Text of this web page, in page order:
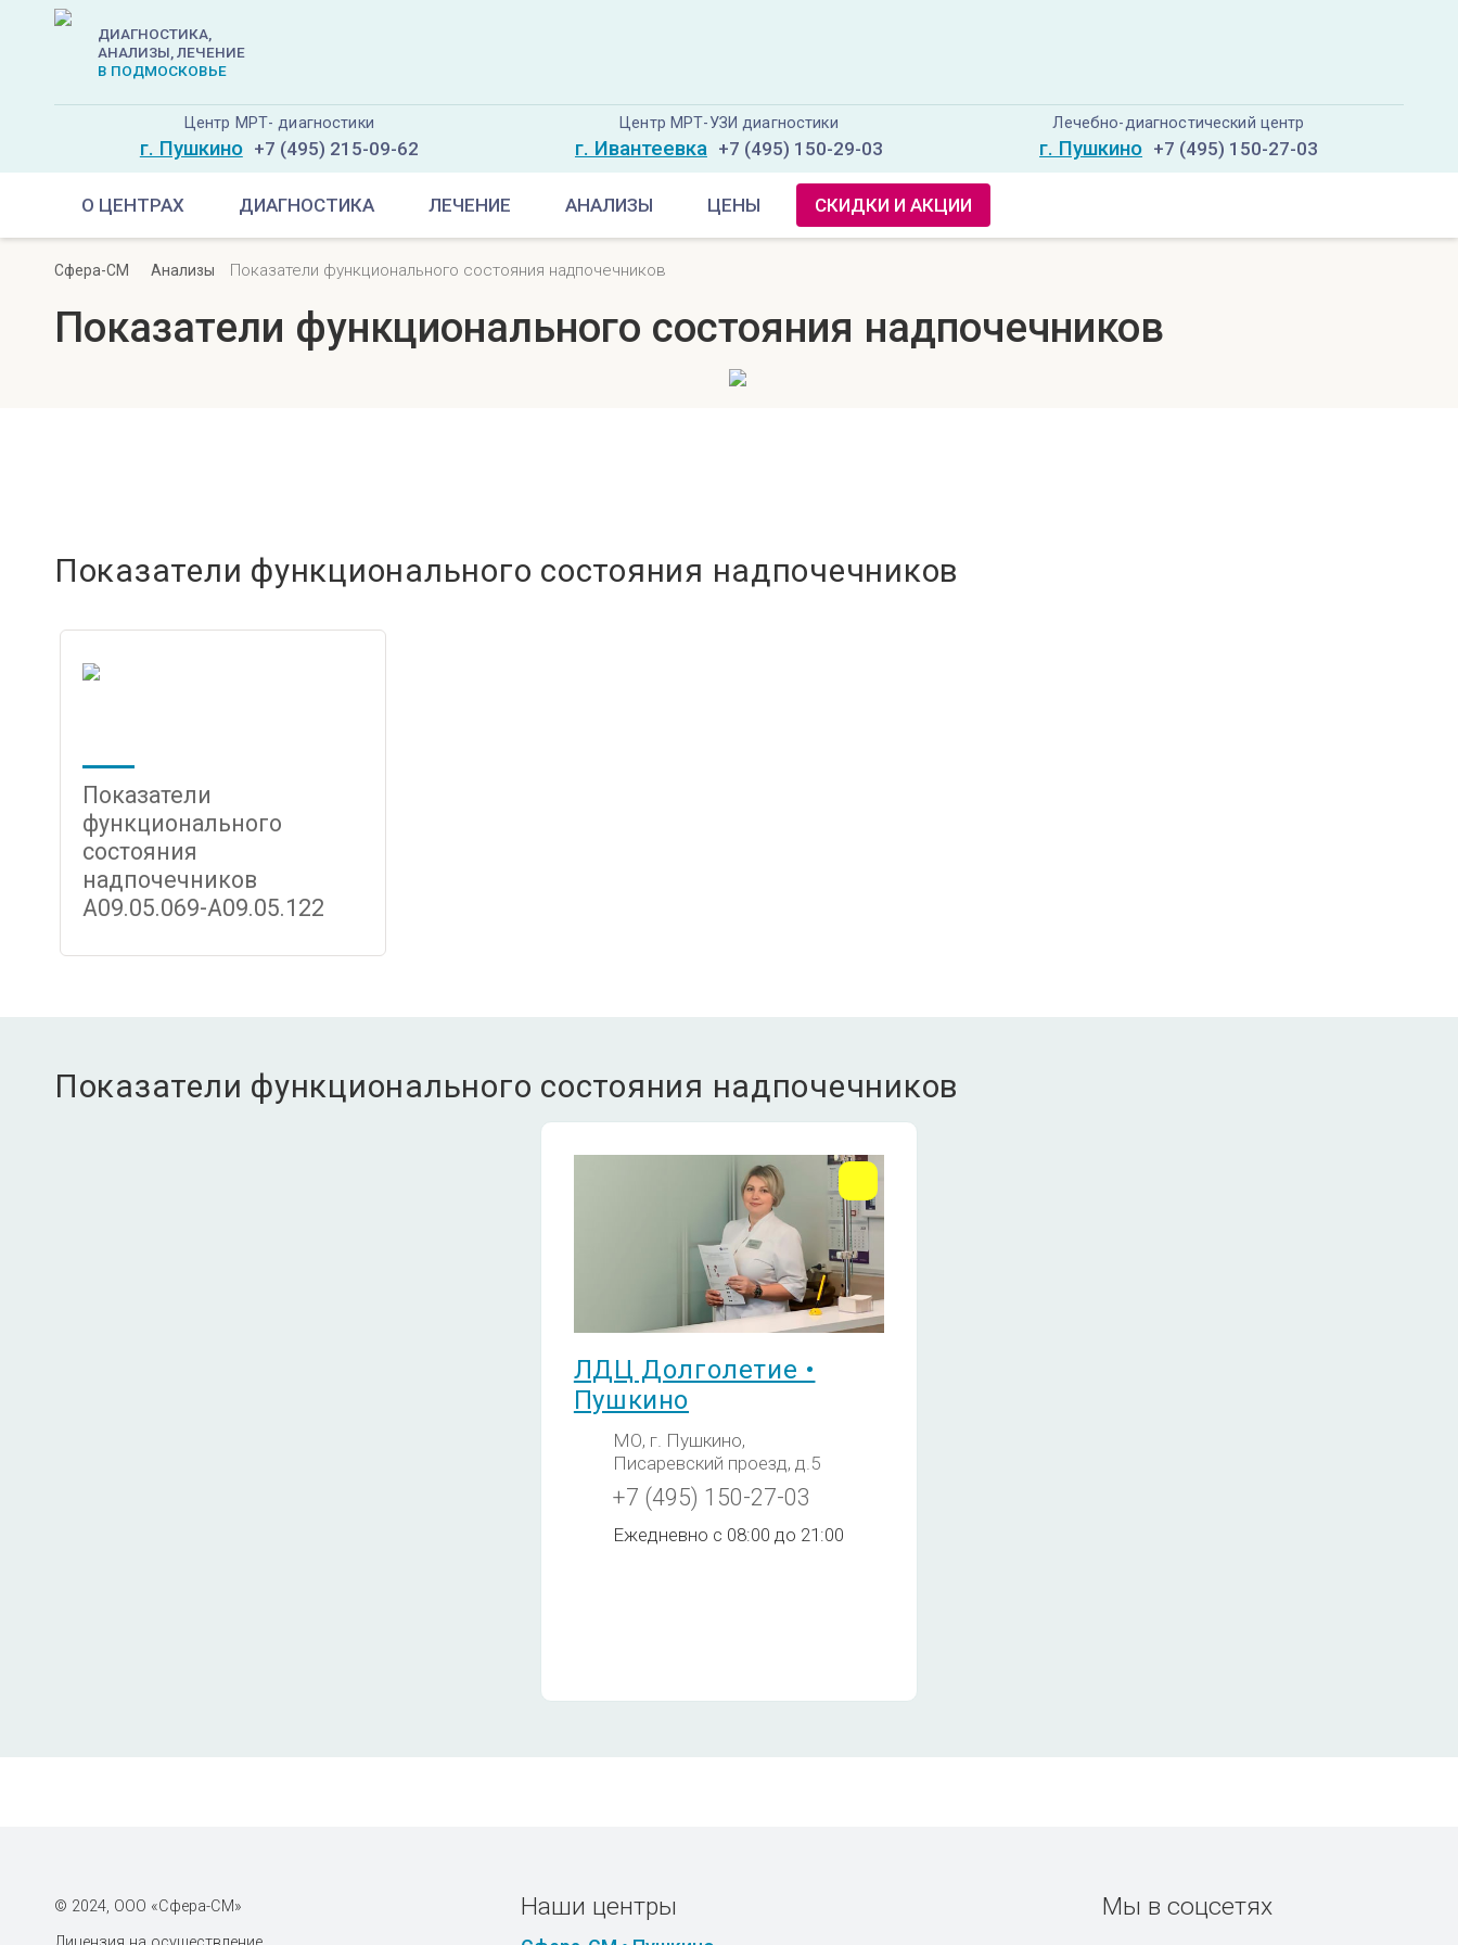
ДИАГНОСТИКА,
АНАЛИЗЫ, ЛЕЧЕНИЕ
В ПОДМОСКОВЬЕ
Центр МРТ- диагностики
г. Пушкино +7 (495) 215-09-62
Центр МРТ-УЗИ диагностики
г. Ивантеевка +7 (495) 150-29-03
Лечебно-диагностический центр
г. Пушкино +7 (495) 150-27-03
О ЦЕНТРАХ ДИАГНОСТИКА ЛЕЧЕНИЕ АНАЛИЗЫ ЦЕНЫ СКИДКИ И АКЦИИ
Сфера-СМ Анализы Показатели функционального состояния надпочечников
Показатели функционального состояния надпочечников
Показатели функционального состояния надпочечников
Показатели
функционального
состояния
надпочечников
A09.05.069-A09.05.122
Показатели функционального состояния надпочечников
ЛДЦ Долголетие •
Пушкино
МО, г. Пушкино,
Писаревский проезд, д.5
+7 (495) 150-27-03
Ежедневно с 08:00 до 21:00
© 2024, ООО «Сфера-СМ»
Наши центры Мы в соцсетях